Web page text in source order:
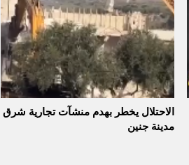
الاحتلال يخطر بهدم منشآت تجارية شرق
مدينة جنين